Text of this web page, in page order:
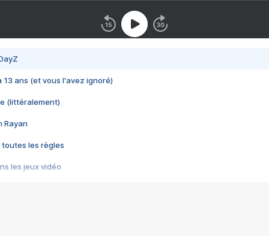
13 ans (et vous l'avez ignoré)
(littéralement)
Rayan
toutes les règles
les jeux vidéo